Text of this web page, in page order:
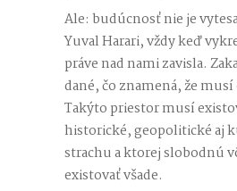
Ale: budúcnosť nie je
Yuval Harari, vždy keď
práve nad nami zavisla.
dané, čo znamená, že
Takýto priestor musí
historické, geopolitické aj
strachu a ktorej slobodnú
existovať všade.